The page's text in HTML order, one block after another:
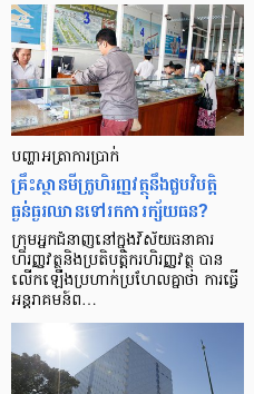
បញ្ហា​អត្រា​ការប្រាក់
គ្រឹះស្ថាន​មីក្រូ​ហិរញ្ញវត្ថុ​នឹង​ជួប​វិបត្តិ​
ធ្ងន់ធ្ងរ​ឈាន​ទៅ​រក​ការ​ក្ស័យធន?
ក្រុម​អ្នក​ជំនាញ​នៅ​ក្នុង​វិស័យ​ធនាគារ
ហិរញ្ញវត្ថុ​និង​ប្រតិបត្តិករ​ហិរញ្ញ​វត្ថុ បាន​​
លើក​ឡើង​ប្រហាក់​ប្រហែល​គ្នា​ថា ការ​ធ្វើ​
អន្តរាគមន៍​ព…